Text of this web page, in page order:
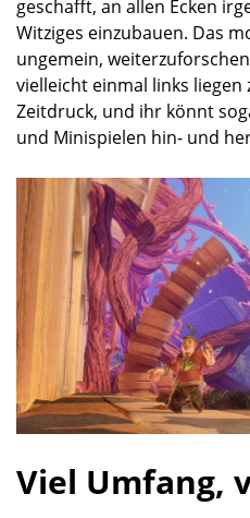
geschafft, an allen Ecken
Witziges einzubauen. Das
ungemein,
vielleicht einmal links liegen
Zeitdruck, und ihr könnt
und Minispielen hin- und
Viel Umfang,